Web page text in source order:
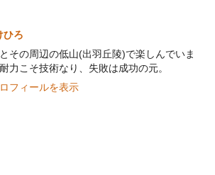
ひろ
その周辺の低山(出羽丘陵)で楽しんでいま
力こそ技術なり、失敗は成功の元。
フィールを表示